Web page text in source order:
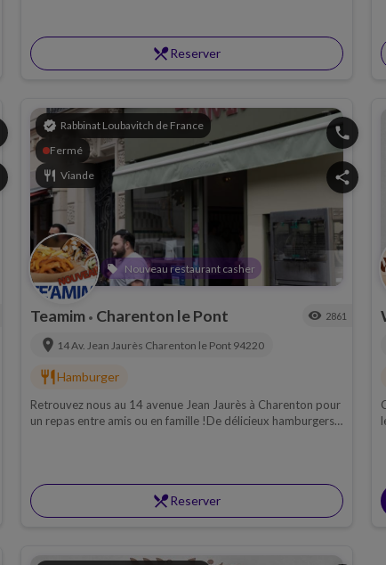
restaurant_menuReserver
verified Rabbinat Loubavitch de France
Fermé
restaurant Viande
local_offer Nouveau restaurant casher
phone
share
Teamim • Charenton le Pont visibility 2861
location_on 14 Av. Jean Jaurès Charenton le Pont 94220
restaurantHamburger
Retrouvez nous au 14 avenue Jean Jaurès à Charenton pour
un repas entre amis ou en famille !De délicieux hamburgers
restaurant_menuReserver